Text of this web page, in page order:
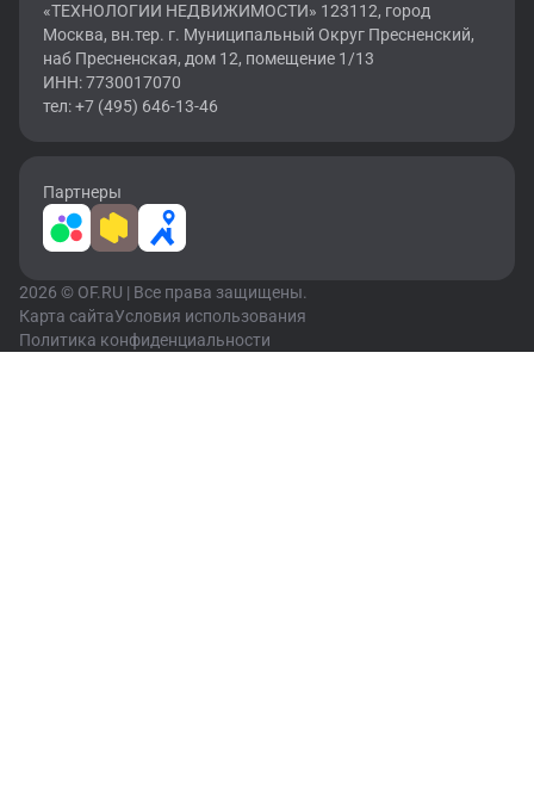
«ТЕХНОЛОГИИ НЕДВИЖИМОСТИ» 123112, город
Москва, вн.тер. г. Муниципальный Округ Пресненский,
наб Пресненская, дом 12, помещение 1/13
ИНН: 7730017070
тел: +7 (495) 646-13-46
Партнеры
2026 © OF.RU | Все права защищены.
Карта сайтаУсловия использования
Политика конфиденциальности